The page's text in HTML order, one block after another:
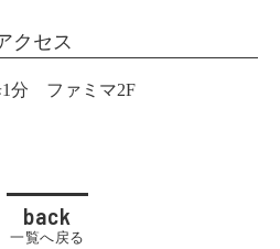
クセス
分 ファミマ2F
back
一覧へ戻る